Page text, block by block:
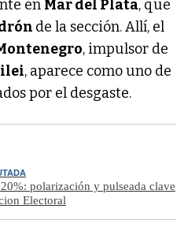
en Mar del Plata, que
de la sección. Allí, el
, impulsor de
, aparece como uno de
por el desgaste.
polarización y pulseada clave
Electoral